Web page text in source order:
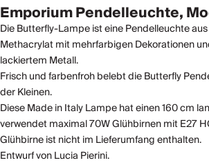
Emporium Pendelleuchte,
Die Butterfly-Lampe ist eine Pendelleuchte
Methacrylat mit mehrfarbigen Dekorationen
lackiertem Metall.
Frisch und farbenfroh belebt die Butterfly
der Kleinen.
Diese Made in Italy Lampe hat einen 160 cm
verwendet maximal 70W Glühbirnen mit E27
Glühbirne ist nicht im Lieferumfang enthalten.
Entwurf von Lucia Pierini.